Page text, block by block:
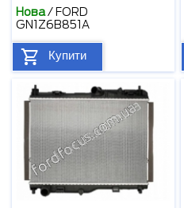
Нова/ FORD
GN1Z6B851A
Купити